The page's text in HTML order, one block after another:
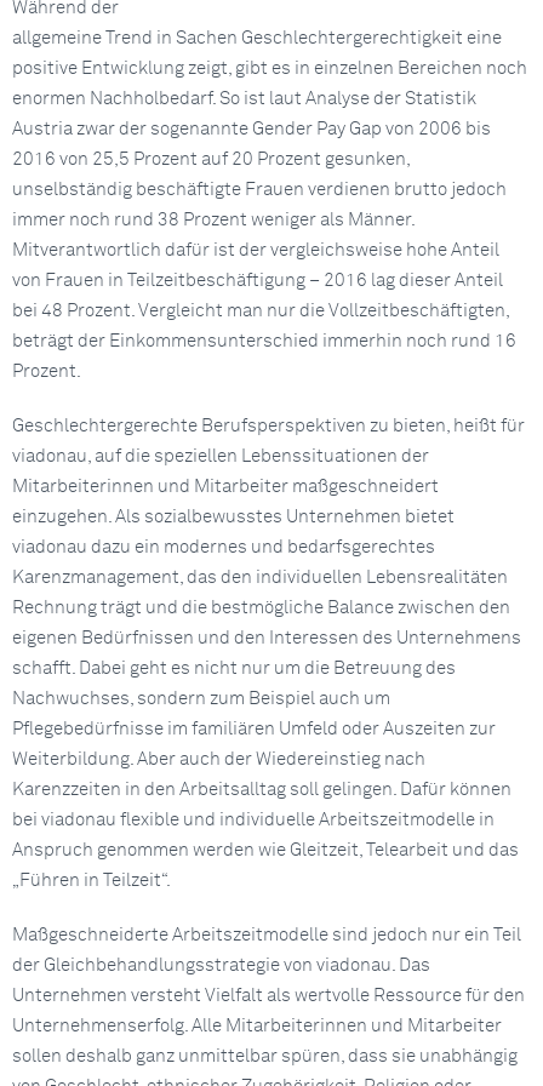
Während der
allgemeine Trend in Sachen Geschlechtergerechtigkeit eine
positive Entwicklung zeigt, gibt es in einzelnen Bereichen noch
enormen Nachholbedarf. So ist laut Analyse der Statistik
Austria zwar der sogenannte Gender Pay Gap von 2006 bis
2016 von 25,5 Prozent auf 20 Prozent gesunken,
unselbständig beschäftigte Frauen verdienen brutto jedoch
immer noch rund 38 Prozent weniger als Männer.
Mitverantwortlich dafür ist der vergleichsweise hohe Anteil
von Frauen in Teilzeitbeschäftigung – 2016 lag dieser Anteil
bei 48 Prozent. Vergleicht man nur die Vollzeitbeschäftigten,
beträgt der Einkommensunterschied immerhin noch rund 16
Prozent.
Geschlechtergerechte Berufsperspektiven zu bieten, heißt für
viadonau, auf die speziellen Lebenssituationen der
Mitarbeiterinnen und Mitarbeiter maßgeschneidert
einzugehen. Als sozialbewusstes Unternehmen bietet
viadonau dazu ein modernes und bedarfsgerechtes
Karenzmanagement, das den individuellen Lebensrealitäten
Rechnung trägt und die bestmögliche Balance zwischen den
eigenen Bedürfnissen und den Interessen des Unternehmens
schafft. Dabei geht es nicht nur um die Betreuung des
Nachwuchses, sondern zum Beispiel auch um
Pflegebedürfnisse im familiären Umfeld oder Auszeiten zur
Weiterbildung. Aber auch der Wiedereinstieg nach
Karenzzeiten in den Arbeitsalltag soll gelingen. Dafür können
bei viadonau flexible und individuelle Arbeitszeitmodelle in
Anspruch genommen werden wie Gleitzeit, Telearbeit und das
„Führen in Teilzeit“.
Maßgeschneiderte Arbeitszeitmodelle sind jedoch nur ein Teil
der Gleichbehandlungsstrategie von viadonau. Das
Unternehmen versteht Vielfalt als wertvolle Ressource für den
Unternehmenserfolg. Alle Mitarbeiterinnen und Mitarbeiter
sollen deshalb ganz unmittelbar spüren, dass sie unabhängig